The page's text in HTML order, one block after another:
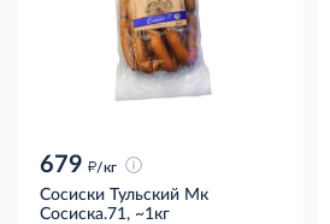
679 д/кг
Сосиски Тульский Мк
Сосиска.71, ~1кг